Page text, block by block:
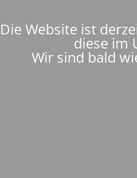
Die Website ist
diese im
Wir sind bald